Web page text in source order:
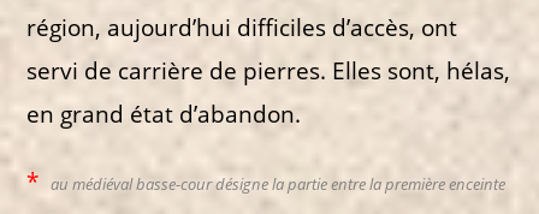
région, aujourd’hui difficiles d’accès, ont
servi de carrière de pierres. Elles sont, hélas,
en grand état d’abandon.
* au médiéval basse-cour désigne la partie entre la première enceinte